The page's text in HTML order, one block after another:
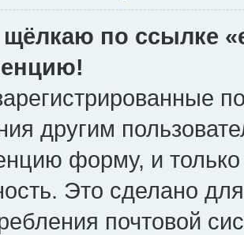
щёлкаю по ссылке
другим
форму, и
Это сделано
почтовой